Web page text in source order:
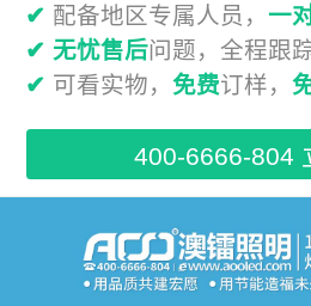
✔ 配备地区专属人员， 一
✔ 无忧售后问题，全程跟
✔ 可看实物， 免费订样，
400-6666-804